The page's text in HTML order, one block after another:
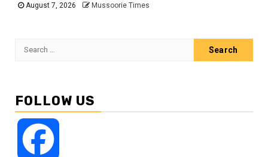
August 7, 2026 Mussoorie Times
Search
FOLLOW US